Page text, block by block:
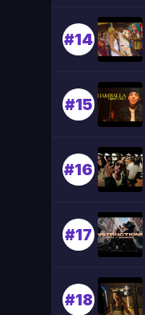
#14
#15
#16
#17
#18